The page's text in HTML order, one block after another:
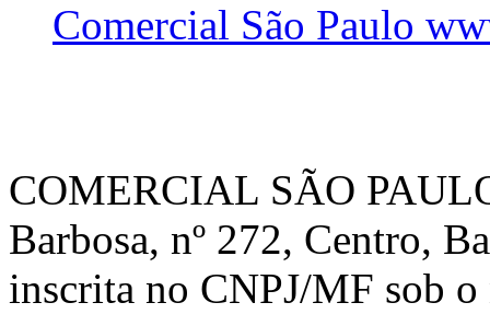
Comercial São Paulo
COMERCIAL SÃO
Barbosa, nº 272, Centro,
inscrita no CNPJ/MF sob